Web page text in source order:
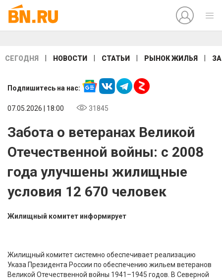
СЕГОДНЯ НОВОСТИ СТАТЬИ РЫНОК ЖИЛЬЯ
Подпишитесь на нас:
07.05.2026 | 18:00 31845
Забота о ветеранах Великой
Отечественной войны: с 2008
года улучшены жилищные
условия 12 670 человек
Жилищный комитет информирует
Жилищный комитет системно обеспечивает реализацию
Указа Президента России по обеспечению жильем ветеранов
Великой Отечественной войны 1941–1945 годов. В Северной